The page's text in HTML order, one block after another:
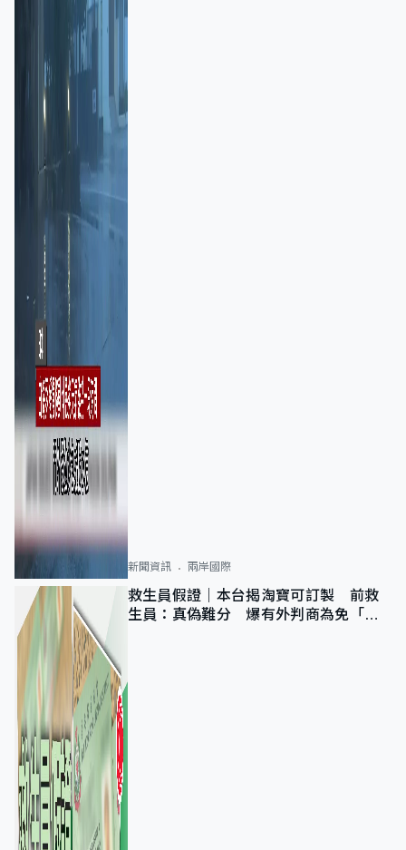
新聞資訊 兩岸國際
救生員假證｜本台揭淘寶可訂製 前救
生員：真偽難分 爆有外判商為免「封